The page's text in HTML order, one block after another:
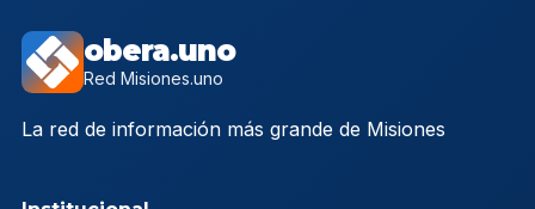
obera.uno
Red Misiones.uno
La red de información más grande de Misiones